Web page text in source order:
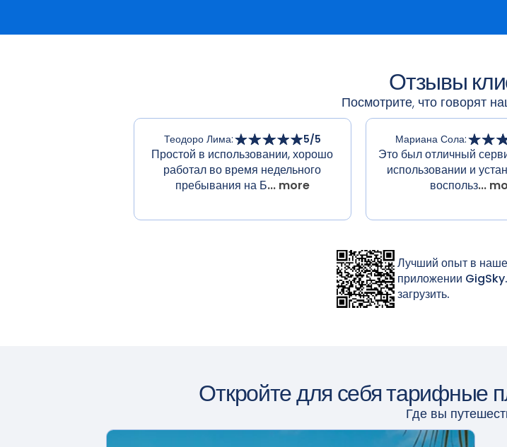
Отзывы
Посмотрите, что говорят
Теодоро Лима: 5/5
Простой в использовании, хорошо
работал во время недельного
пребывания на Б... more
Мариана Сола:
Это был отличный
использовании и
воспольз...
Лучший опыт в
приложении
загрузить.
Откройте для себя тарифные
Где вы